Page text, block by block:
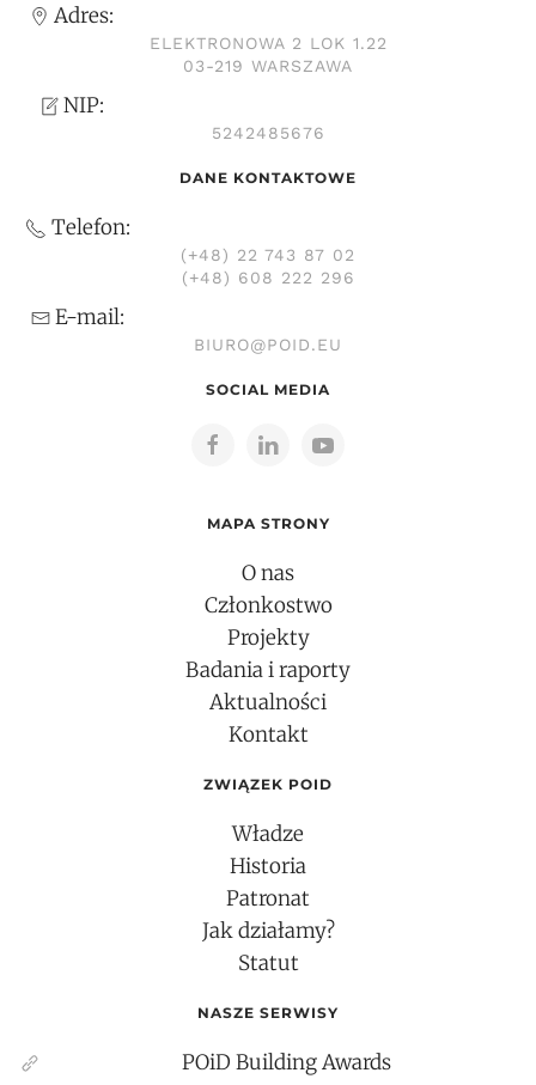
Adres:
ELEKTRONOWA 2 LOK 1.22
03-219 WARSZAWA
NIP:
5242485676
DANE KONTAKTOWE
Telefon:
(+48) 22 743 87 02
(+48) 608 222 296
E-mail:
BIURO@POID.EU
SOCIAL MEDIA
MAPA STRONY
O nas
Członkostwo
Projekty
Badania i raporty
Aktualności
Kontakt
ZWIĄZEK POID
Władze
Historia
Patronat
Jak działamy?
Statut
NASZE SERWISY
POiD Building Awards